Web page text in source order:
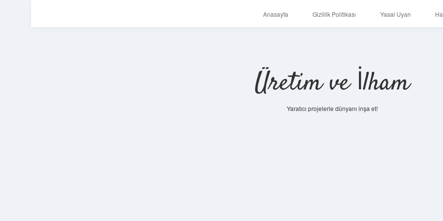
Anasayfa Gizlilik Politikası Yasal Uyarı
Üretim ve İlham
Yaratıcı projelerle dünyanı inşa et!